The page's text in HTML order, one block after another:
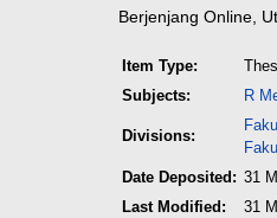
Berjenjang Online,
Item Type:
Subjects:
R
Divisions:
Date Deposited: 31
Last Modified:
31